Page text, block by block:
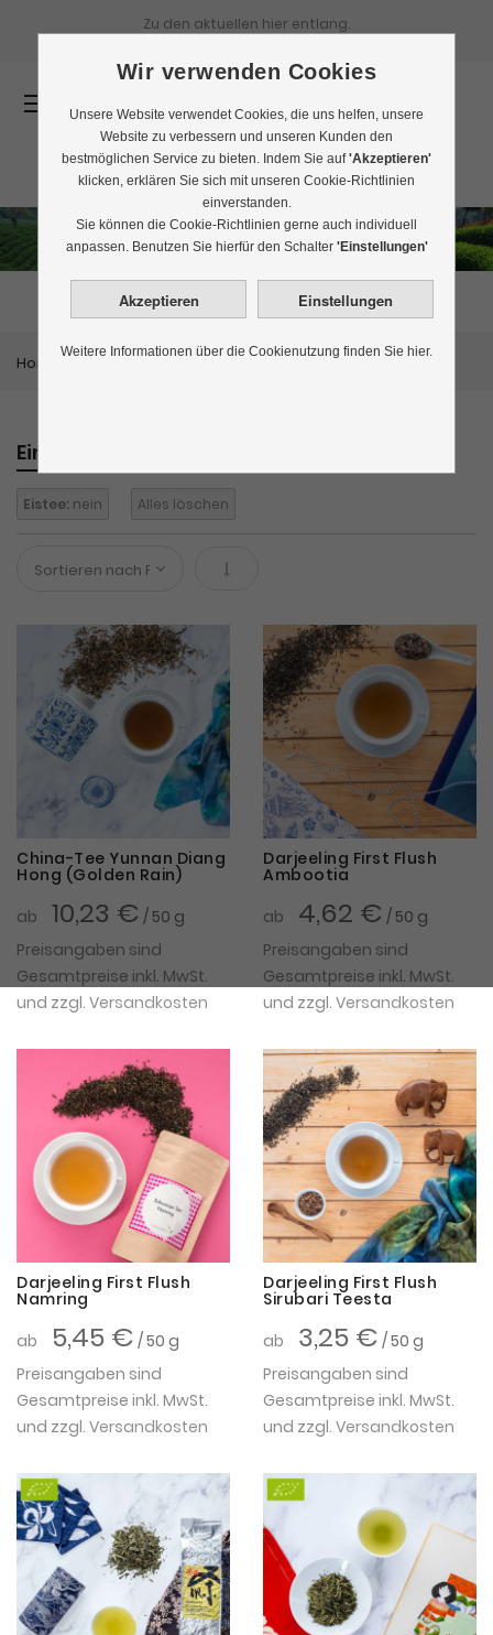
Zu den aktuellen hier entlang.
Plantagentee
Home
Einkaufen nach
Eistee: nein Alles löschen
In absteigender Reihenfolge
China-Tee Yunnan Diang
Hong (Golden Rain)
ab
10,23 € / 50 g
Preisangaben sind
Gesamtpreise inkl. MwSt.
und zzgl. Versandkosten
Darjeeling First Flush
Ambootia
ab
4,62 € / 50 g
Preisangaben sind
Gesamtpreise inkl. MwSt.
und zzgl. Versandkosten
Darjeeling First Flush
Namring
ab
5,45 € / 50 g
Preisangaben sind
Gesamtpreise inkl. MwSt.
und zzgl. Versandkosten
Darjeeling First Flush
Sirubari Teesta
ab
3,25 € / 50 g
Preisangaben sind
Gesamtpreise inkl. MwSt.
und zzgl. Versandkosten
Wir verwenden Cookies
Unsere Website verwendet Cookies, die uns helfen, unsere
Website zu verbessern und unseren Kunden den
bestmöglichen Service zu bieten. Indem Sie auf'Akzeptieren'
klicken, erklären Sie sich mit unseren Cookie-Richtlinien
einverstanden.
Sie können die Cookie-Richtlinien gerne auch individuell
anpassen. Benutzen Sie hierfür den Schalter 'Einstellungen'
Weitere Informationen über die Cookienutzung finden Sie hier.